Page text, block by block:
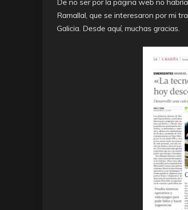
Ramallal, que se interesaron por mi
Galicia. Desde aquí, muchas gracias.